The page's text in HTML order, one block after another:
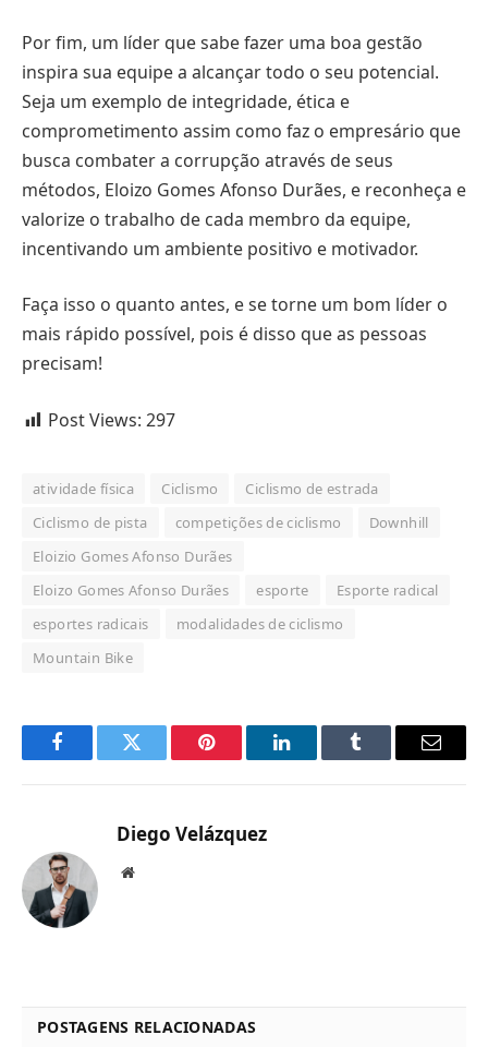
Por fim, um líder que sabe fazer uma boa gestão
inspira sua equipe a alcançar todo o seu potencial.
Seja um exemplo de integridade, ética e
comprometimento assim como faz o empresário que
busca combater a corrupção através de seus
métodos, Eloizo Gomes Afonso Durães, e reconheça e
valorize o trabalho de cada membro da equipe,
incentivando um ambiente positivo e motivador.
Faça isso o quanto antes, e se torne um bom líder o
mais rápido possível, pois é disso que as pessoas
precisam!
Post Views: 297
atividade física Ciclismo
Ciclismo de estrada
Ciclismo de pista
competições de ciclismo
Downhill
Eloizio Gomes Afonso Durães
Eloizo Gomes Afonso Durães
esporte
Esporte radical
esportes radicais
modalidades de ciclismo
Mountain Bike
FacebookTwitter Pinterest LinkedInTumblr Email
Diego Velázquez
Website
POSTAGENS RELACIONADAS